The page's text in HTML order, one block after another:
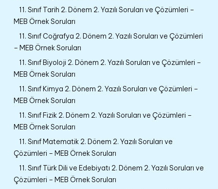
11. Sınıf Tarih 2. Dönem 2. Yazılı Soruları ve Çözümleri –
MEB Örnek Soruları
11. Sınıf Coğrafya 2. Dönem 2. Yazılı Soruları ve Çözümleri
– MEB Örnek Soruları
11. Sınıf Biyoloji 2. Dönem 2. Yazılı Soruları ve Çözümleri –
MEB Örnek Soruları
11. Sınıf Kimya 2. Dönem 2. Yazılı Soruları ve Çözümleri –
MEB Örnek Soruları
11. Sınıf Fizik 2. Dönem 2. Yazılı Soruları ve Çözümleri –
MEB Örnek Soruları
11. Sınıf Matematik 2. Dönem 2. Yazılı Soruları ve
Çözümleri – MEB Örnek Soruları
11. Sınıf Türk Dili ve Edebiyatı 2. Dönem 2. Yazılı Soruları ve
Çözümleri – MEB Örnek Soruları